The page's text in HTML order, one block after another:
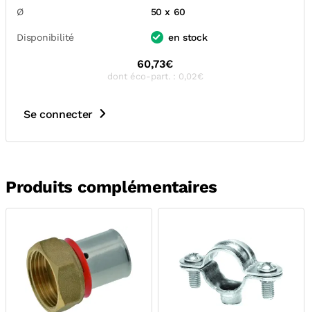
Ø
50 x 60
Disponibilité en stock
60,73€
dont éco-part. : 0,02€
Se connecter
Produits complémentaires